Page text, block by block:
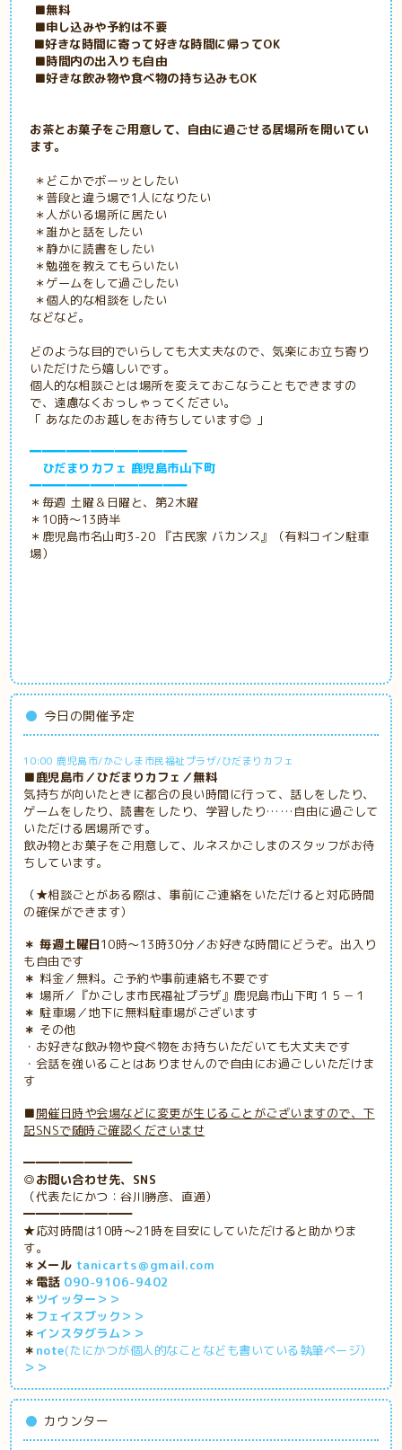
■無料
■申し込みや予約は不要
■好きな時間に寄って好きな時間に帰ってOK
■時間内の出入りも自由
■好きな飲み物や食べ物の持ち込みもOK
お茶とお菓子をご用意して、自由に過ごせる居場所を開いてい
ます。
＊どこかでボーッとしたい
＊普段と違う場で1人になりたい
＊人がいる場所に居たい
＊誰かと話をしたい
＊静かに読書をしたい
＊勉強を教えてもらいたい
＊ゲームをして過ごしたい
＊個人的な相談をしたい
などなど。
どのような目的でいらしても大丈夫なので、気楽にお立ち寄り
いただけたら嬉しいです。
個人的な相談ごとは場所を変えておこなうこともできますの
で、遠慮なくおっしゃってください。
「 あなたのお越しをお待ちしています😊 」
━━━━━━━━━━━━━
ひだまりカフェ 鹿児島市山下町
━━━━━━━━━━━━━
＊毎週 土曜＆日曜と、第2木曜
＊10時～13時半
＊鹿児島市名山町3-20 『古民家 バカンス』（有料コイン駐車
場）
今日の開催予定
10:00 鹿児島市/かごしま市民福祉プラザ/ひだまりカフェ
■鹿児島市／ひだまりカフェ／無料
気持ちが向いたときに都合の良い時間に行って、話しをしたり、
ゲームをしたり、読書をしたり、学習したり……自由に過ごして
いただける居場所です。
飲み物とお菓子をご用意して、ルネスかごしまのスタッフがお待
ちしています。
（★相談ごとがある際は、事前にご連絡をいただけると対応時間
の確保ができます）
＊ 毎週土曜日10時～13時30分／お好きな時間にどうぞ。出入り
も自由です
＊ 料金／無料。ご予約や事前連絡も不要です
＊ 場所／『かごしま市民福祉プラザ』鹿児島市山下町１５－１
＊ 駐車場／地下に無料駐車場がございます
＊ その他
・お好きな飲み物や食べ物をお持ちいただいても大丈夫です
・会話を強いることはありませんので自由にお過ごしいただけま
す
■開催日時や会場などに変更が生じることがございますので、下
記SNSで随時ご確認くださいませ
━━━━━━━━━
◎お問い合わせ先、SNS
（代表たにかつ：谷川勝彦、直通）
━━━━━━━━━
★応対時間は10時～21時を目安にしていただけると助かりま
す。
＊メール tanicarts＠gmail.com
＊電話 090-9106-9402
＊ ツイッター＞＞
＊ フェイスブック＞＞
＊ インスタグラム＞＞
＊ note(たにかつが個人的なことなども書いている執筆ページ）
＞＞
カウンター